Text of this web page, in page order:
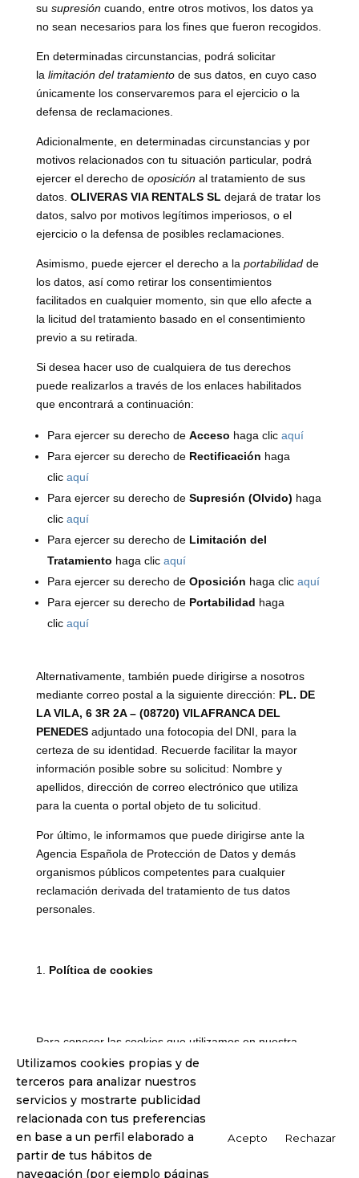
su supresión cuando, entre otros motivos, los datos ya
no sean necesarios para los fines que fueron recogidos.
En determinadas circunstancias, podrá solicitar
la limitación del tratamiento de sus datos, en cuyo caso
únicamente los conservaremos para el ejercicio o la
defensa de reclamaciones.
Adicionalmente, en determinadas circunstancias y por
motivos relacionados con tu situación particular, podrá
ejercer el derecho de oposición al tratamiento de sus
datos. OLIVERAS VIA RENTALS SL dejará de tratar los
datos, salvo por motivos legítimos imperiosos, o el
ejercicio o la defensa de posibles reclamaciones.
Asimismo, puede ejercer el derecho a la portabilidad de
los datos, así como retirar los consentimientos
facilitados en cualquier momento, sin que ello afecte a
la licitud del tratamiento basado en el consentimiento
previo a su retirada.
Si desea hacer uso de cualquiera de tus derechos
puede realizarlos a través de los enlaces habilitados
que encontrará a continuación:
Para ejercer su derecho de Acceso haga clic aquí
Para ejercer su derecho de Rectificación haga
clic aquí
Para ejercer su derecho de Supresión (Olvido) haga
clic aquí
Para ejercer su derecho de Limitación del
Tratamiento haga clic aquí
Para ejercer su derecho de Oposición haga clic aquí
Para ejercer su derecho de Portabilidad haga
clic aquí
Alternativamente, también puede dirigirse a nosotros
mediante correo postal a la siguiente dirección: PL. DE
LA VILA, 6 3R 2A – (08720) VILAFRANCA DEL
PENEDES adjuntado una fotocopia del DNI, para la
certeza de su identidad. Recuerde facilitar la mayor
información posible sobre su solicitud: Nombre y
apellidos, dirección de correo electrónico que utiliza
para la cuenta o portal objeto de tu solicitud.
Por último, le informamos que puede dirigirse ante la
Agencia Española de Protección de Datos y demás
organismos públicos competentes para cualquier
reclamación derivada del tratamiento de tus datos
personales.
Política de cookies
Para conocer las cookies que utilizamos en nuestra
página, recuerde que puede acceder a nuestra Política
de Cookies a través del siguiente enlace
cookies.
Utilizamos cookies propias y de
terceros para analizar nuestros
servicios y mostrarte publicidad
relacionada con tus preferencias
en base a un perfil elaborado a
partir de tus hábitos de
navegación (por ejemplo páginas
Acepto Rechazar